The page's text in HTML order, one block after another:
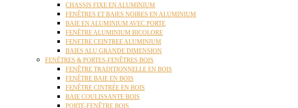
CHASSIS FIXE EN ALUMINIUM
FENÊTRES ET BAIES NOIRES EN ALUMINIUM
BAIE EN ALUMINIUM AVEC PORTE
FENÊTRE ALUMINIUM BICOLORE
FENETRE CEINTREE ALUMINIUM
BAIES ALU GRANDE DIMENSION
FENÊTRES & PORTES-FENÊTRES BOIS
FENÊTRE TRADITIONNELLE EN BOIS
FENÊTRE BAIE EN BOIS
FENÊTRE CINTRÉE EN BOIS
BAIE COULISSANTE BOIS
PORTE-FENÊTRE BOIS